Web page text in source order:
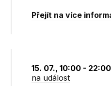
Přejít na více
15. 07., 10:00 - 22:00
na událost